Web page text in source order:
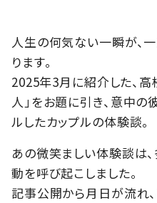
人生の何気ない一瞬が、
ります。
2025年3月に紹介した、
人」をお題に引き、意中
ルしたカップルの体験談。
あの微笑ましい体験談は
動を呼び起こしました。
記事公開から月日が流れ